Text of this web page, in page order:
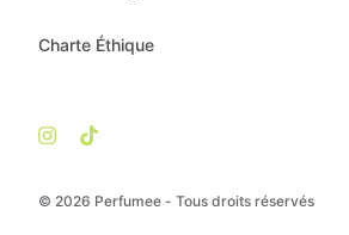
© 2026 Perfumee - Tous droits réservés
Charte Éthique